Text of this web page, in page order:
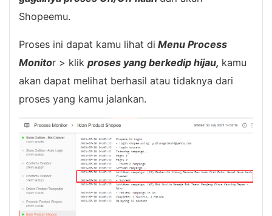
Shopeemu.
Proses ini dapat kamu lihat di Menu Process
Monitor > klik proses yang berkedip hijau, kamu
akan dapat melihat berhasil atau tidaknya dari
proses yang kamu jalankan.